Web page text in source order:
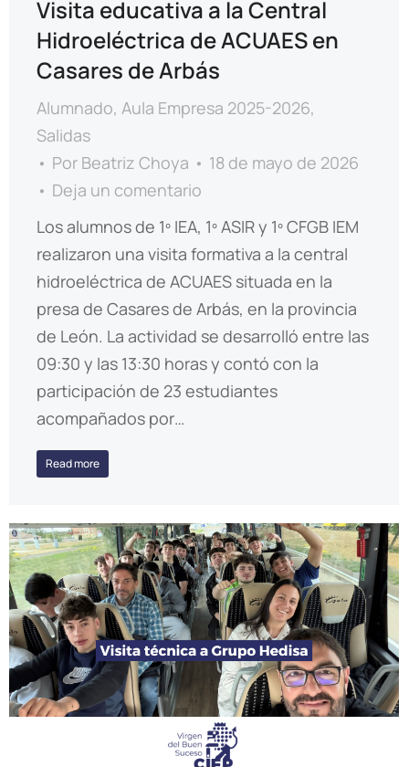
Visita educativa a la Central
Hidroeléctrica de ACUAES en
Casares de Arbás
Alumnado, Aula Empresa 2025-2026,
Salidas
Por Beatriz Choya
18 de mayo de 2026
Deja un comentario
Los alumnos de 1º IEA, 1º ASIR y 1º CFGB IEM
realizaron una visita formativa a la central
hidroeléctrica de ACUAES situada en la
presa de Casares de Arbás, en la provincia
de León. La actividad se desarrolló entre las
09:30 y las 13:30 horas y contó con la
participación de 23 estudiantes
acompañados por…
Read more